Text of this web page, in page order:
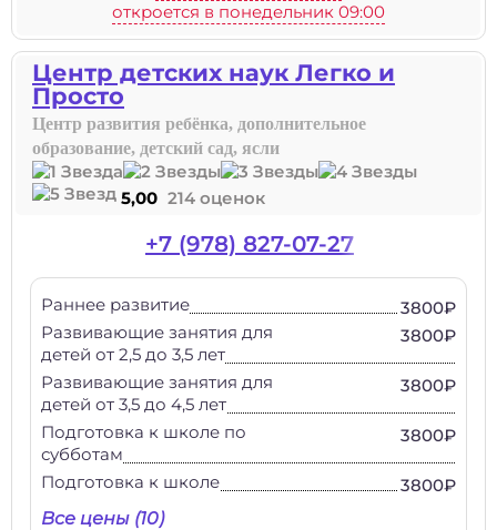
откроется в понедельник 09:00
Центр детских наук Легко и
Просто
Центр развития ребёнка, дополнительное
образование, детский сад, ясли
5,00 214 оценок
+7 (978) 827-07-27
Раннее развитие
3800₽
Развивающие занятия для
детей от 2,5 до 3,5 лет
3800₽
Развивающие занятия для
детей от 3,5 до 4,5 лет
3800₽
Подготовка к школе по
субботам
3800₽
Подготовка к школе
3800₽
Все цены (10)